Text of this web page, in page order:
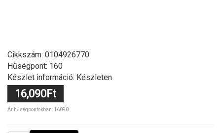
Cikkszám: 0104926770
Hűségpont: 160
Készlet információ: Készleten
16,090Ft
Ár hűségpontokban: 16090